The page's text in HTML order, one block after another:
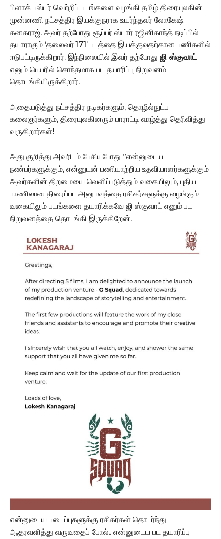
பிளாக் பஸ்டர் வெற்றிப் படங்களை வழங்கி தமிழ் திரையுலகின்
முன்னணி நட்சத்திர இயக்குநராக உயர்ந்தவர் லோகேஷ்
கனகராஜ்.‌ அவர் தற்போது சூப்பர் ஸ்டார் ரஜினிகாந்த் நடிப்பில்
தயாராகும் ‘தலைவர் 171’ படத்தை இயக்குவதற்கான பணிகளில்
ஈடுபட்டிருக்கிறார். இந்நிலையில் இவர் தற்போது ஜி ஸ்குவாட்
எனும் பெயரில் சொந்தமாக பட தயாரிப்பு நிறுவனம்
தொடங்கியிருக்கிறார்.‌
அதையடுத்து நட்சத்திர நடிகர்களும், தொழில்நுட்ப
கலைஞர்களும், திரையுலகினரும் பாராட்டி வாழ்த்து தெரிவித்து
வருகிறார்கள்!
அது குறித்து அவரிடம் பேசியபோது ”என்னுடைய
நண்பர்களுக்கும், என்னுடன் பணியாற்றிய உதவியாளர்களுக்கும்
அவர்களின் திறமையை வெளிப்படுத்தும் வகையிலும், புதிய
பாணிலான திரைப்பட அனுபவத்தை ரசிகர்களுக்கு வழங்கும்
வகையிலும் படங்களை தயாரிக்கவே ஜி ஸ்குவாட் எனும் பட
நிறுவனத்தை தொடங்கி இருக்கிறேன்.
என்னுடைய படைப்புகளுக்கு ரசிகர்கள் தொடர்ந்து
ஆதரவளித்து வருவதைப் போல்.. என்னுடைய பட தயாரிப்பு